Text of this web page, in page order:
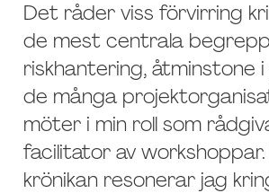
Det råder viss förvirring
de mest centrala
riskhantering, åtminstone i
de många
möter i min roll som
facilitator av workshoppar.
krönikan resonerar jag